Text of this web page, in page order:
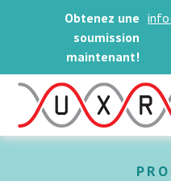
Obtenez une
soumission
maintenant!